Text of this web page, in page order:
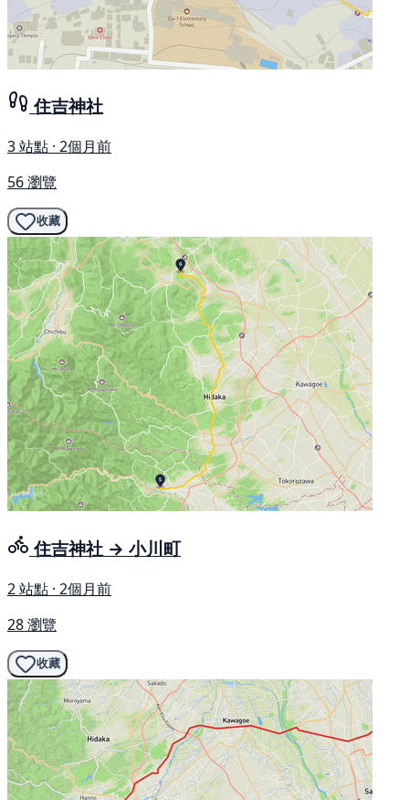
住吉神社
3 站點 · 2個月前
56 瀏覽
收藏
住吉神社 → 小川町
2 站點 · 2個月前
28 瀏覽
收藏